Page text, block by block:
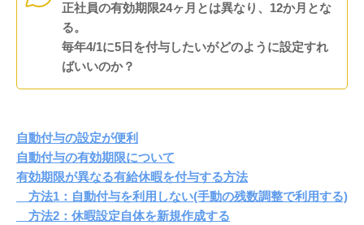
正社員の有効期限24ヶ月とは異なり、12か月とな
る。
毎年4/1に5日を付与したいがどのように設定すれ
ばいいのか？
自動付与の設定が便利
自動付与の有効期限について
有効期限が異なる有給休暇を付与する方法
方法1：自動付与を利用しない(手動の残数調整で利用する)
方法2：休暇設定自体を新規作成する